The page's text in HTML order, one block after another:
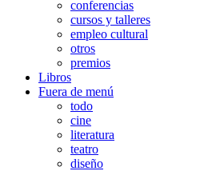
conferencias
cursos y talleres
empleo cultural
otros
premios
Libros
Fuera de menú
todo
cine
literatura
teatro
diseño